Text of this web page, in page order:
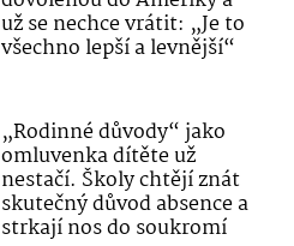
už se nechce vrátit: „Je to
všechno lepší a levnější“
„Rodinné důvody“ jako
omluvenka dítěte už
nestačí. Školy chtějí znát
skutečný důvod absence a
strkají nos do soukromí